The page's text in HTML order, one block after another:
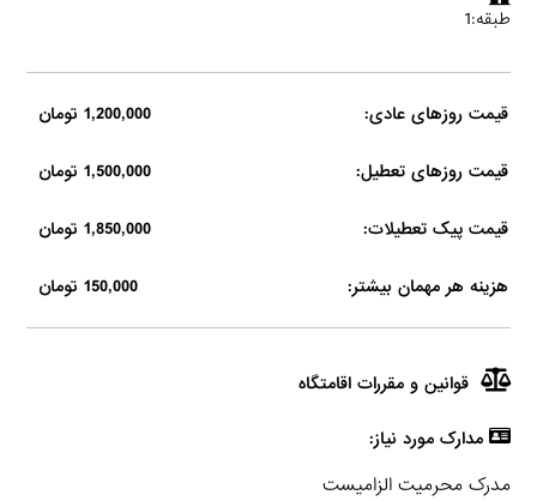
طبقه:1
قیمت روزهای عادی: 1,200,000 تومان
قیمت روزهای تعطیل: 1,500,000 تومان
قیمت پیک تعطیلات: 1,850,000 تومان
هزینه هر مهمان بیشتر: 150,000 تومان
قوانین و مقررات اقامتگاه
مدارک مورد نیاز:
مدرک محرمیت الزامیست